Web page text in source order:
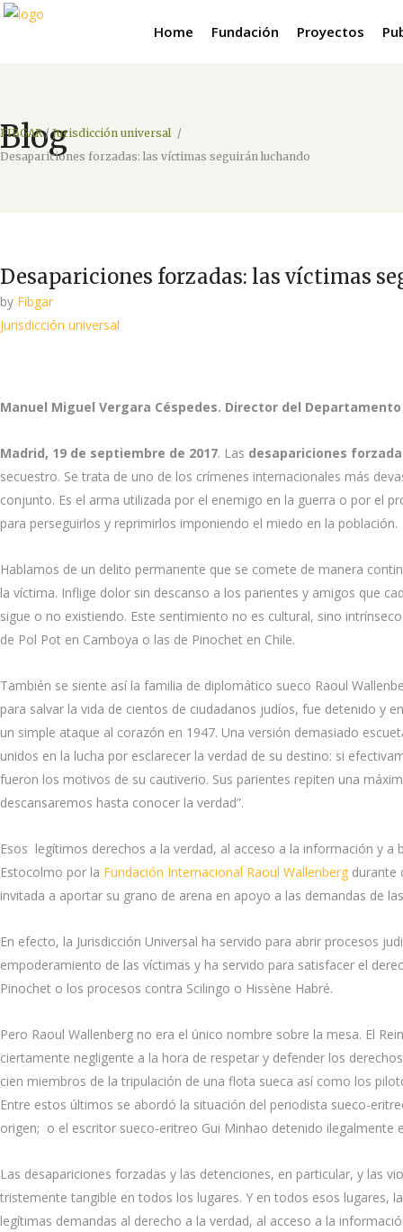
Home Fundación Proyectos
Blog
FIBGAR/Jurisdicción universal /
Desapariciones forzadas: las víctimas seguirán luchando
Desapariciones forzadas: las víctimas
by Fibgar
Jurisdicción universal
Manuel Miguel Vergara Céspedes. Director del Departamento
Madrid, 19 de septiembre de 2017. Las desapariciones
secuestro. Se trata de uno de los crímenes internacionales más
conjunto. Es el arma utilizada por el enemigo en la guerra o por el
para perseguirlos y reprimirlos imponiendo el miedo en la población.
Hablamos de un delito permanente que se comete de manera
la víctima. Inflige dolor sin descanso a los parientes y amigos que
sigue o no existiendo. Este sentimiento no es cultural, sino
de Pol Pot en Camboya o las de Pinochet en Chile.
También se siente así la familia de diplomático sueco Raoul
para salvar la vida de cientos de ciudadanos judíos, fue detenido y
un simple ataque al corazón en 1947. Una versión demasiado
unidos en la lucha por esclarecer la verdad de su destino: si
fueron los motivos de su cautiverio. Sus parientes repiten una
descansaremos hasta conocer la verdad”.
Esos legítimos derechos a la verdad, al acceso a la información y
Estocolmo por la Fundación Internacional Raoul Wallenberg durante
invitada a aportar su grano de arena en apoyo a las demandas de
En efecto, la Jurisdicción Universal ha servido para abrir procesos
empoderamiento de las víctimas y ha servido para satisfacer el
Pinochet o los procesos contra Scilingo o Hissène Habré.
Pero Raoul Wallenberg no era el único nombre sobre la mesa. El
ciertamente negligente a la hora de respetar y defender los
cien miembros de la tripulación de una flota sueca así como los
Entre estos últimos se abordó la situación del periodista sueco-
origen; o el escritor sueco-eritreo Gui Minhao detenido ilegalmente
Las desapariciones forzadas y las detenciones, en particular, y las
tristemente tangible en todos los lugares. Y en todos esos lugares,
legítimas demandas al derecho a la verdad, al acceso a la